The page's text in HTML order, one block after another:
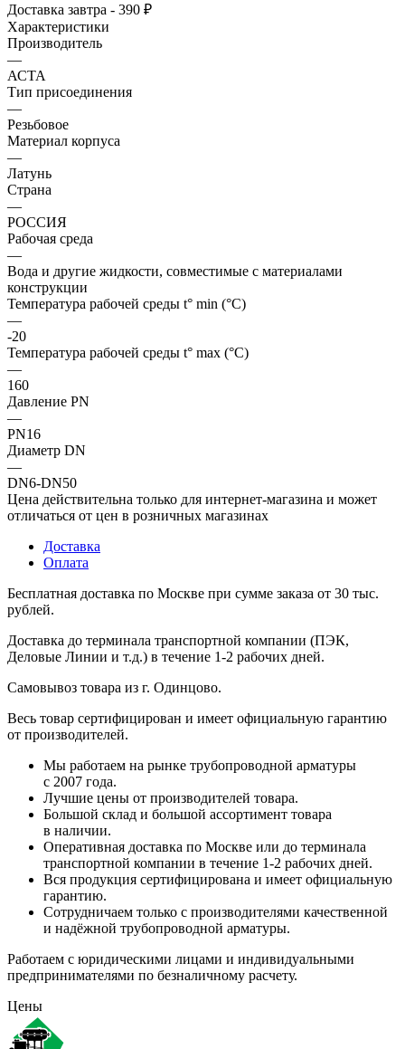
Доставка завтра - 390 ₽
Характеристики
Производитель
—
АСТА
Тип присоединения
—
Резьбовое
Материал корпуса
—
Латунь
Страна
—
РОССИЯ
Рабочая среда
—
Вода и другие жидкости, совместимые с материалами
конструкции
Температура рабочей среды t° min (°C)
—
-20
Температура рабочей среды t° max (°C)
—
160
Давление PN
—
PN16
Диаметр DN
—
DN6-DN50
Цена действительна только для интернет-магазина и может
отличаться от цен в розничных магазинах
Доставка
Оплата
Бесплатная доставка по Москве при сумме заказа от 30 тыс.
рублей.
Доставка до терминала транспортной компании (ПЭК,
Деловые Линии и т.д.) в течение 1-2 рабочих дней.
Самовывоз товара из г. Одинцово.
Весь товар сертифицирован и имеет официальную гарантию
от производителей.
Мы работаем на рынке трубопроводной арматуры
с 2007 года.
Лучшие цены от производителей товара.
Большой склад и большой ассортимент товара
в наличии.
Оперативная доставка по Москве или до терминала
транспортной компании в течение 1-2 рабочих дней.
Вся продукция сертифицирована и имеет официальную
гарантию.
Сотрудничаем только с производителями качественной
и надёжной трубопроводной арматуры.
Работаем с юридическими лицами и индивидуальными
предпринимателями по безналичному расчету.
Цены